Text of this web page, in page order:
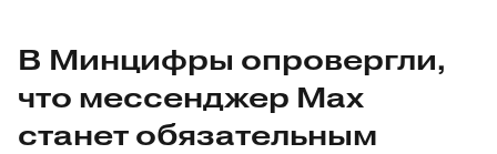
В Минцифры опровергли,
что мессенджер Max
станет обязательным